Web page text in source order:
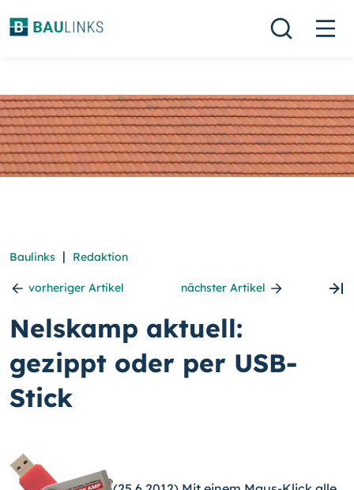
Baulinks | Redaktion
vorheriger Artikel nächster Artikel
Nelskamp aktuell:
gezippt oder per USB-
Stick